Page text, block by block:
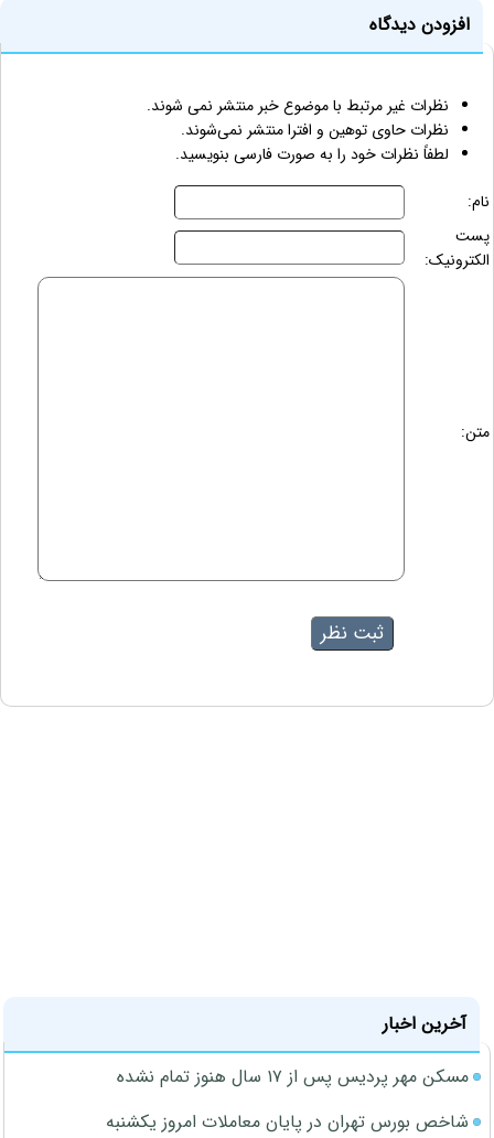
افزودن دیدگاه
نظرات غیر مرتبط با موضوع خبر منتشر نمی شوند.
نظرات حاوی توهین و افترا منتشر نمی‌شوند.
لطفاً نظرات خود را به صورت فارسی بنویسید.
نام:
پست
الکترونیک:
متن:
آخرین اخبار
مسکن مهر پردیس پس از ۱۷ سال هنوز تمام نشده
شاخص بورس تهران در پایان معاملات امروز یکشنبه